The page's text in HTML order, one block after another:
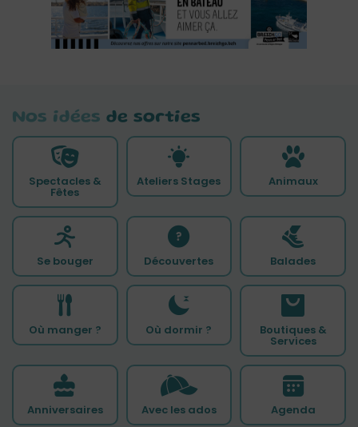
Nos idées de sorties
Spectacles &
Fêtes
Ateliers Stages Animaux
Se bouger Découvertes Balades
Où manger ? Où dormir ? Boutiques &
Services
Anniversaires Avec les ados Agenda